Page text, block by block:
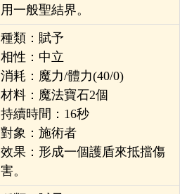
用一般聖結界。
種類：賦予
相性：中立
消耗：魔力/體力(40/0)
材料：魔法寶石2個
持續時間：16秒
對象：施術者
效果：形成一個護盾來抵擋傷
害。